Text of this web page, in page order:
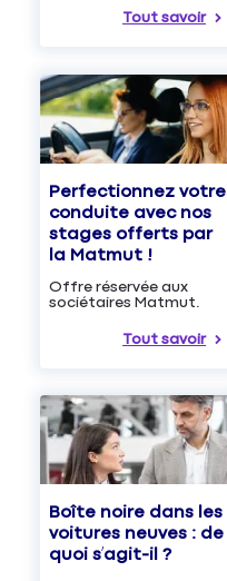
Tout savoir
Perfectionnez votre
conduite avec nos
stages offerts par
la Matmut !
Offre réservée aux
sociétaires Matmut.
Tout savoir
Boîte noire dans les
voitures neuves : de
quoi s’agit-il ?